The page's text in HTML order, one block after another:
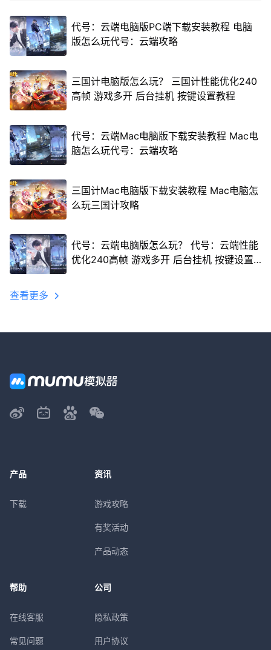
代号：云端电脑版PC端下载安装教程 电脑
版怎么玩代号：云端攻略
三国计电脑版怎么玩？ 三国计性能优化240
高帧 游戏多开 后台挂机 按键设置教程
代号：云端Mac电脑版下载安装教程 Mac电
脑怎么玩代号：云端攻略
三国计Mac电脑版下载安装教程 Mac电脑怎
么玩三国计攻略
代号：云端电脑版怎么玩？ 代号：云端性能
优化240高帧 游戏多开 后台挂机 按键设置
查看更多
产品
下载
资讯
游戏攻略
有奖活动
产品动态
帮助
在线客服
常见问题
公司
隐私政策
用户协议